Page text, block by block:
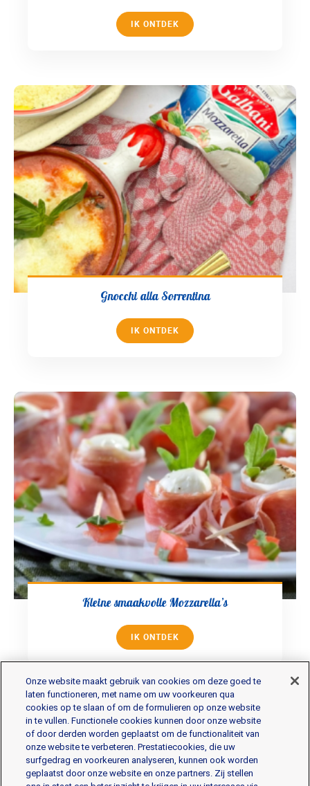
IK ONTDEK
Gnocchi alla Sorrentina
IK ONTDEK
Kleine smaakvolle Mozzarella’s
IK ONTDEK
De producten
Onze website maakt gebruik van cookies om deze goed te
laten functioneren, met name om uw voorkeuren qua
cookies op te slaan of om de formulieren op onze website
in te vullen. Functionele cookies kunnen door onze website
of door derden worden geplaatst om de functionaliteit van
onze website te verbeteren. Prestatiecookies, die uw
surfgedrag en voorkeuren analyseren, kunnen ook worden
geplaatst door onze website en onze partners. Zij stellen